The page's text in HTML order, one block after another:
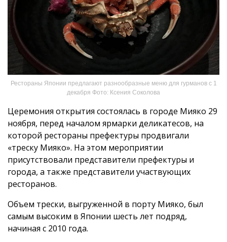
Рестораны Японии предлагают разнообразные меню для гурманов с 1
декабря Фото: Ксения Соколова
Церемония открытия состоялась в городе Мияко 29
ноября, перед началом ярмарки деликатесов, на
которой рестораны префектуры продвигали
«треску Мияко». На этом мероприятии
присутствовали представители префектуры и
города, а также представители участвующих
ресторанов.
Объем трески, выгруженной в порту Мияко, был
самым высоким в Японии шесть лет подряд,
начиная с 2010 года.